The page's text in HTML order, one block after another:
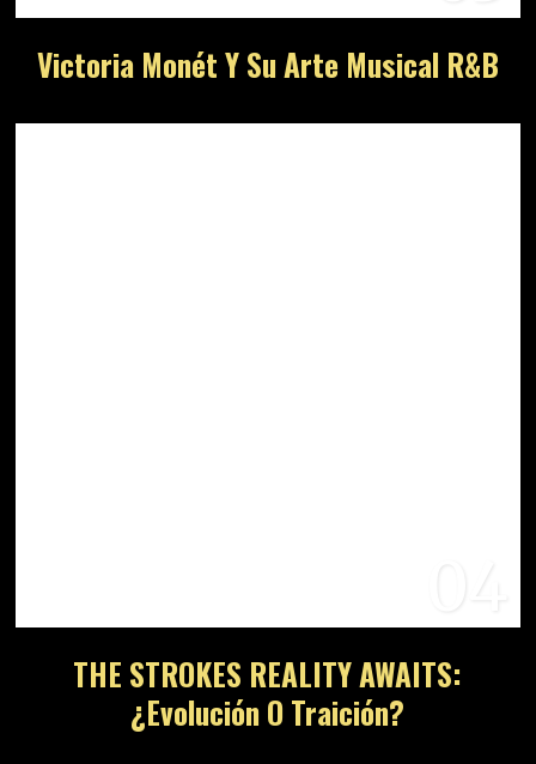
Victoria Monét Y Su Arte Musical R&B
THE STROKES REALITY AWAITS:
¿Evolución O Traición?